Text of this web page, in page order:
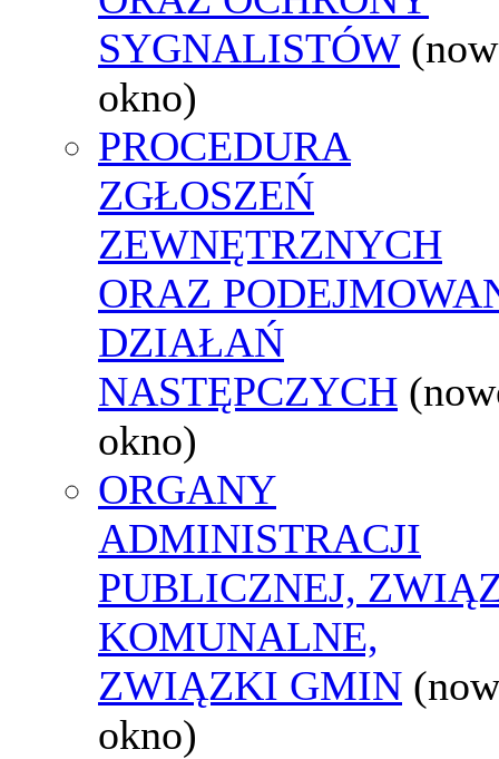
SYGNALISTÓW
okno)
PROCEDURA
ZGŁOSZEŃ
ZEWNĘTRZNYCH
ORAZ
DZIAŁAŃ
NASTĘPCZYCH
okno)
ORGANY
ADMINISTRACJI
PUBLICZNEJ,
KOMUNALNE,
ZWIĄZKI GMIN
okno)